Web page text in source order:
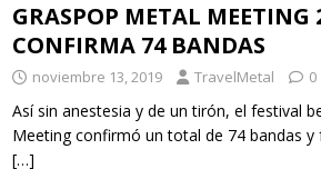
GRASPOP METAL MEETING
CONFIRMA 74 BANDAS
noviembre 13, 2019 TravelMetal 0
Así sin anestesia y de un tirón, el festival
Meeting confirmó un total de 74 bandas y
[…]